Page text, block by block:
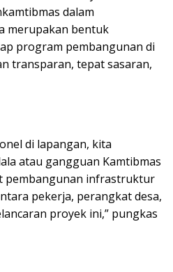
dalam
merupakan bentuk
program pembangunan di
transparan, tepat sasaran,
di lapangan, kita
atau gangguan Kamtibmas
pembangunan infrastruktur
pekerja, perangkat desa,
proyek ini,” pungkas